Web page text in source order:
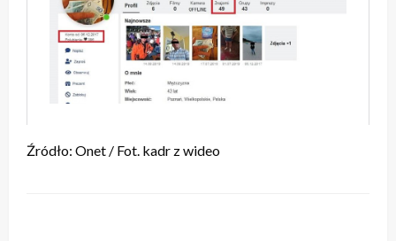
Źródło: Onet / Fot. kadr z wideo